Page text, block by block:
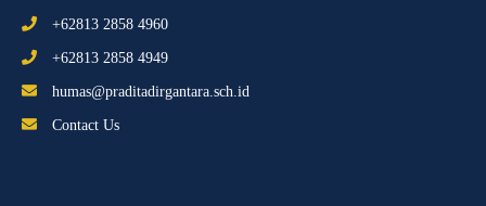
+62813 2858 4960
+62813 2858 4949
humas@praditadirgantara.sch.id
Contact Us